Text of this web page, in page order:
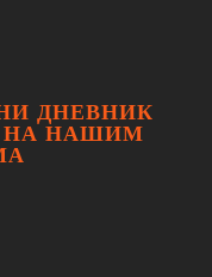
ДНЕВНИК
НА НАШИМ